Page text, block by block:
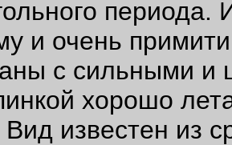
периода.
и очень
с сильными и
хорошо
известен из